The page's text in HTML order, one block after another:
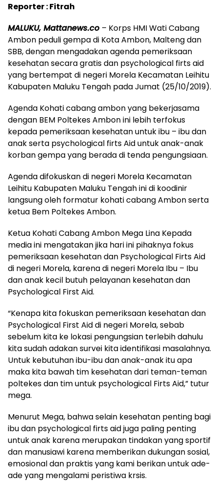
Reporter : Fitrah
MALUKU, Mattanews.co – Korps HMI Wati Cabang
Ambon peduli gempa di Kota Ambon, Malteng dan
SBB, dengan mengadakan agenda pemeriksaan
kesehatan secara gratis dan psychological firts aid
yang bertempat di negeri Morela Kecamatan Leihitu
Kabupaten Maluku Tengah pada Jumat (25/10/2019).
Agenda Kohati cabang ambon yang bekerjasama
dengan BEM Poltekes Ambon ini lebih terfokus
kepada pemeriksaan kesehatan untuk ibu – ibu dan
anak serta psychological firts Aid untuk anak-anak
korban gempa yang berada di tenda pengungsiaan.
Agenda difokuskan di negeri Morela Kecamatan
Leihitu Kabupaten Maluku Tengah ini di koodinir
langsung oleh formatur kohati cabang Ambon serta
ketua Bem Poltekes Ambon.
Ketua Kohati Cabang Ambon Mega Lina Kepada
media ini mengatakan jika hari ini pihaknya fokus
pemeriksaan kesehatan dan Psychological Firts Aid
di negeri Morela, karena di negeri Morela Ibu – Ibu
dan anak kecil butuh pelayanan kesehatan dan
Psychological First Aid.
“Kenapa kita fokuskan pemeriksaan kesehatan dan
Psychological First Aid di negeri Morela, sebab
sebelum kita ke lokasi pengungsian terlebih dahulu
kita sudah adakan survei kita identifikasi masalahnya.
Untuk kebutuhan ibu-ibu dan anak-anak itu apa
maka kita bawah tim kesehatan dari teman-teman
poltekes dan tim untuk psychological Firts Aid,” tutur
mega.
Menurut Mega, bahwa selain kesehatan penting bagi
ibu dan psychological firts aid juga paling penting
untuk anak karena merupakan tindakan yang sportif
dan manusiawi karena memberikan dukungan sosial,
emosional dan praktis yang kami berikan untuk ade-
ade yang mengalami peristiwa krsis.